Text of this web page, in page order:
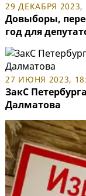
29 ДЕКАБРЯ 2023,
Довыборы,
год для
27 ИЮНЯ 2023,
ЗакС
Далматова